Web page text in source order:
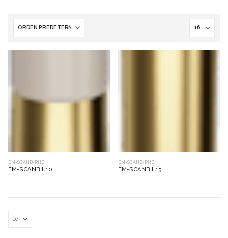
EM-SCANB-PHE
EM-SCANB H10
EM-SCANB-PHE
EM-SCANB H15